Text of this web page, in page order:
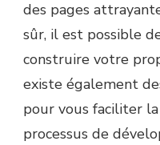
des pages
sûr, il est possible
construire votre
existe également
pour vous faciliter
processus de